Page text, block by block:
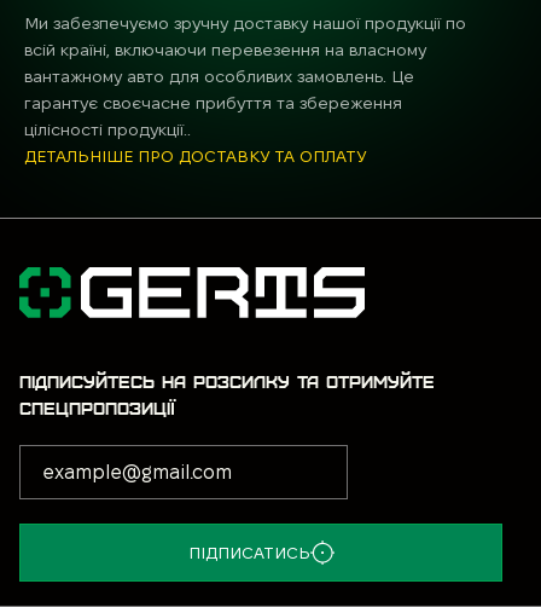
Ми забезпечуємо зручну доставку нашої продукції по
всій країні, включаючи перевезення на власному
вантажному авто для особливих замовлень. Це
гарантує своєчасне прибуття та збереження
цілісності продукції..
ДЕТАЛЬНІШЕ ПРО ДОСТАВКУ ТА ОПЛАТУ
ПІДПИСУЙТЕСЬ НА РОЗСИЛКУ ТА ОТРИМУЙТЕ
СПЕЦПРОПОЗИЦІЇ
ПІДПИСАТИСЬ